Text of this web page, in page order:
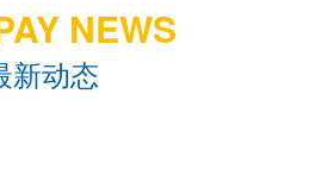
NEWS
新动态